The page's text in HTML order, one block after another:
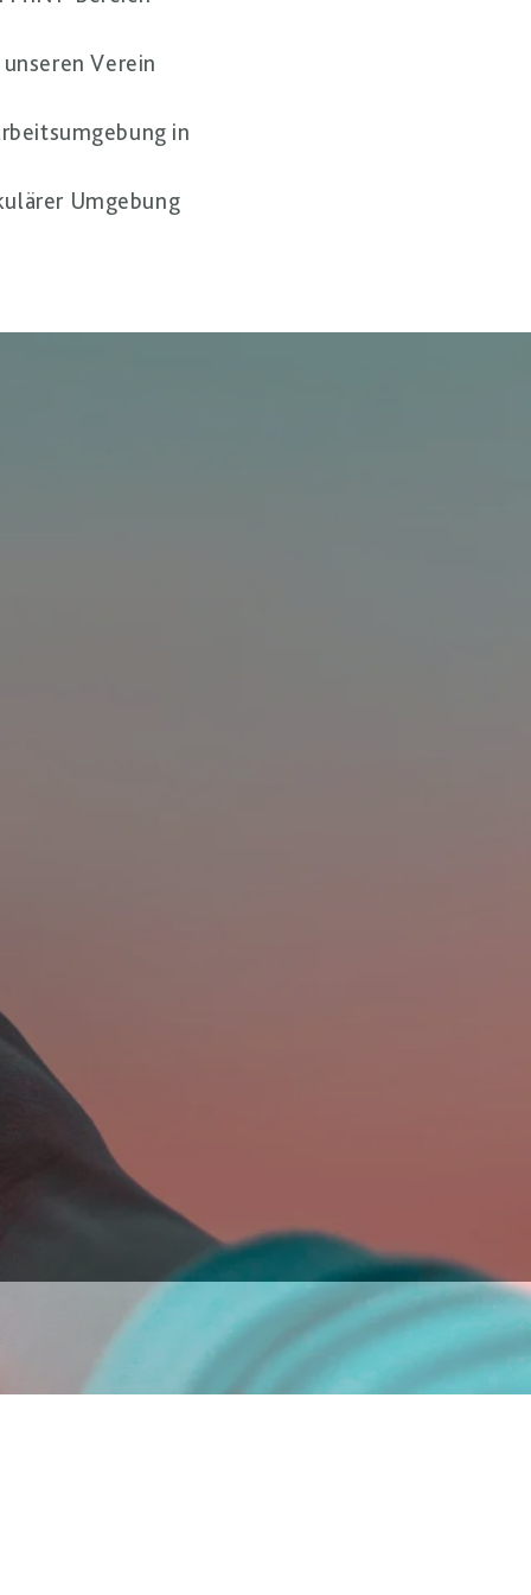
Verein
in
Umgebung